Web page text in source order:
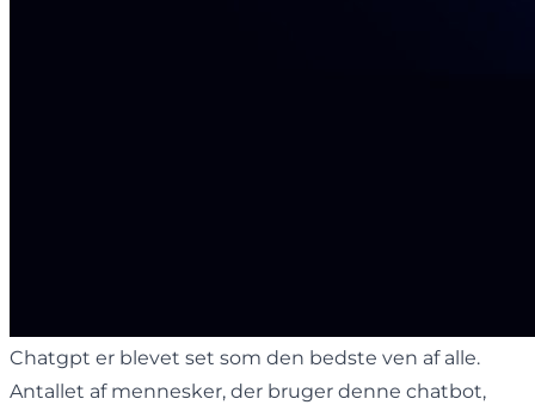
Chatgpt er blevet set som den bedste ven af ​​alle.
Antallet af mennesker, der bruger denne chatbot,